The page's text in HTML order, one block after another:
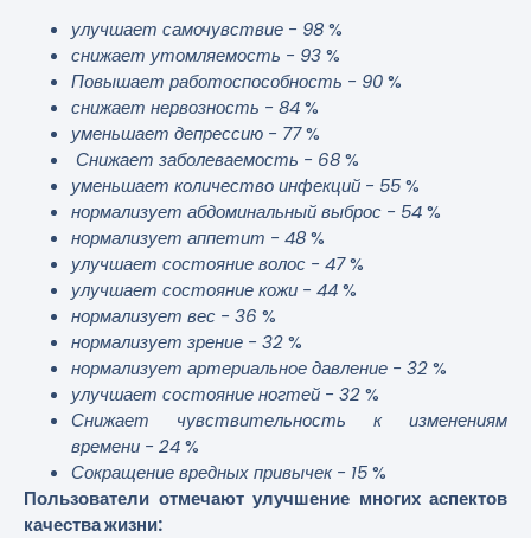
улучшает самочувствие - 98%
снижает утомляемость - 93%
Повышает работоспособность - 90%
снижает нервозность - 84%
уменьшает депрессию - 77%
Снижает заболеваемость - 68%
уменьшает количество инфекций - 55%
нормализует абдоминальный выброс - 54%
нормализует аппетит - 48%
улучшает состояние волос - 47%
улучшает состояние кожи - 44%
нормализует вес - 36 %
нормализует зрение - 32%
нормализует артериальное давление - 32%
улучшает состояние ногтей - 32%
Снижает чувствительность к изменениям
времени - 24%
Сокращение вредных привычек - 15%
Пользователи отмечают улучшение многих аспектов
качества жизни: